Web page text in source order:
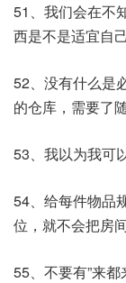
51、我们会在不
西是不是适宜自
52、没有什么是
的仓库，需要了
53、我以为我可
54、给每件物品
位，就不会把房间
55、不要有”来都